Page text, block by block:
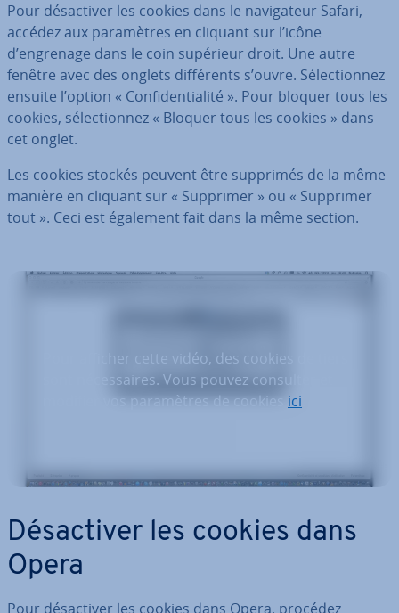
Pour dé­sac­ti­ver les cookies dans le na­vi­ga­teur Safari,
accédez aux pa­ra­mètres en cliquant sur l’icône
d’engrenage dans le coin supérieur droit. Une autre
fenêtre avec des onglets dif­fé­rents s’ouvre. Sé­lec­tion­nez
ensuite l’option « Con­fi­den­tia­lité ». Pour bloquer tous les
cookies, sé­lec­tion­nez « Bloquer tous les cookies » dans
cet onglet.
Les cookies stockés peuvent être supprimés de la même
manière en cliquant sur « Supprimer » ou « Supprimer
tout ». Ceci est également fait dans la même section.
Pour afficher cette vidéo, des cookies de tiers
sont nécessaires. Vous pouvez consulter et
modifier vos paramètres de cookies ici
Dé­sac­ti­ver les cookies dans
Opera
Pour dé­sac­ti­ver les cookies dans Opera, procédez